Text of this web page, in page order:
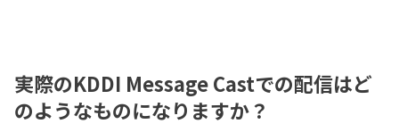
実際のKDDI Message Castでの配信はど
のようなものになりますか？